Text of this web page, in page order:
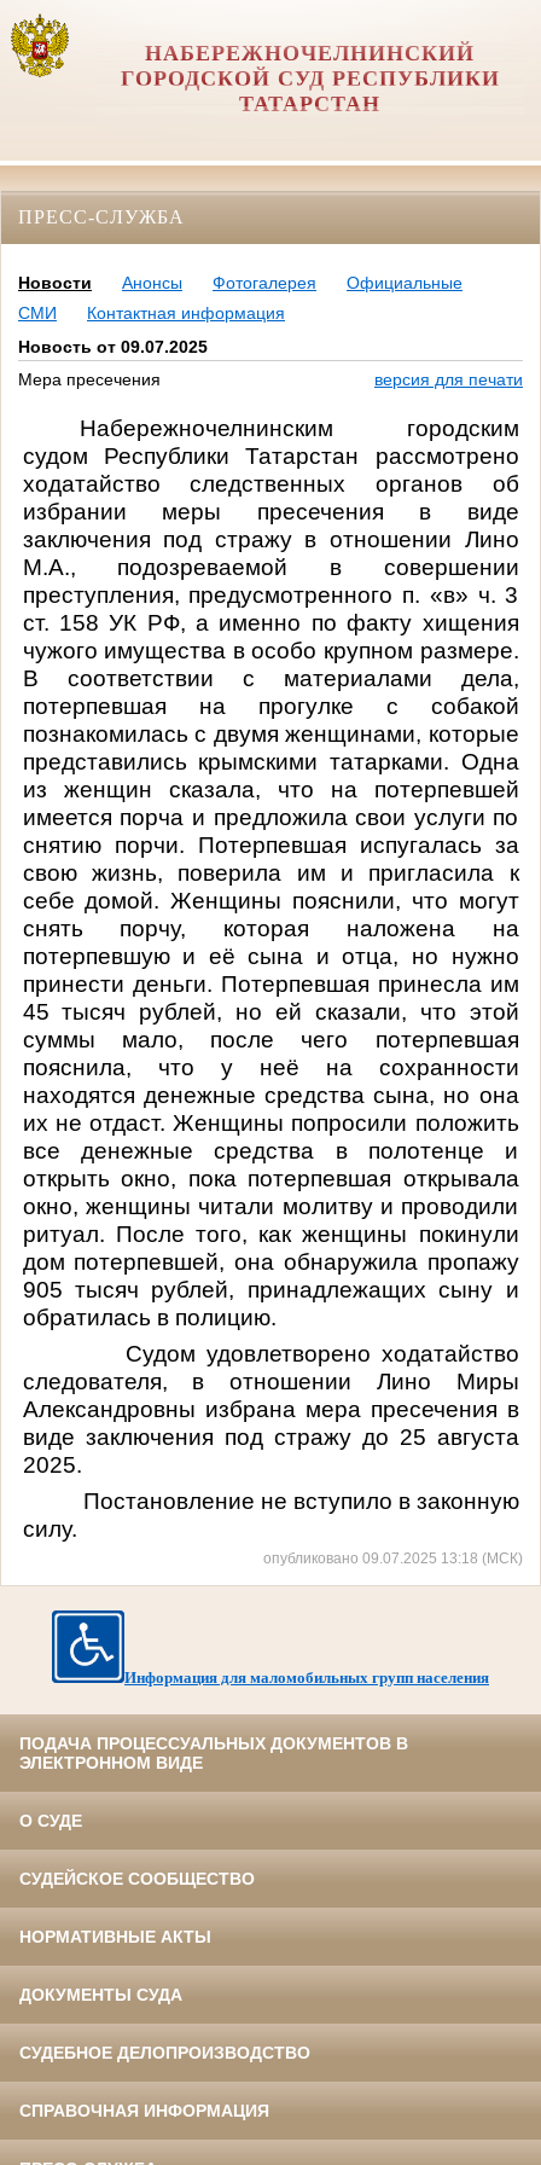
НАБЕРЕЖНОЧЕЛНИНСКИЙ
ГОРОДСКОЙ СУД РЕСПУБЛИКИ
ТАТАРСТАН
ПРЕСС-СЛУЖБА
Новости Анонсы Фотогалерея
Официальные
СМИ
Контактная информация
Новость от 09.07.2025
Мера пресечения
версия для печати
Набережночелнинским городским
судом Республики Татарстан рассмотрено
ходатайство следственных органов об
избрании меры пресечения в виде
заключения под стражу в отношении Лино
М.А., подозреваемой в совершении
преступления, предусмотренного п. «в» ч. 3
ст. 158 УК РФ, а именно пофакту хищения
чужого имущества в особо крупном размере.
В соответствии с материалами дела,
потерпевшая на прогулке с собакой
познакомилась с двумя женщинами, которые
представились крымскими татарками. Одна
из женщин сказала, что на потерпевшей
имеется порча и предложила свои услуги по
снятию порчи. Потерпевшая испугалась за
свою жизнь, поверила им и пригласила к
себе домой. Женщины пояснили, что могут
снять порчу, которая наложена на
потерпевшую и её сына и отца, но нужно
принести деньги. Потерпевшая принесла им
45 тысяч рублей, но ей сказали, что этой
суммы мало, после чего потерпевшая
пояснила, что у неё на сохранности
находятся денежные средства сына, но она
их не отдаст. Женщины попросили положить
все денежные средства в полотенце и
открыть окно, пока потерпевшая открывала
окно, женщины читали молитву и проводили
ритуал. После того, как женщины покинули
дом потерпевшей, она обнаружила пропажу
905 тысяч рублей, принадлежащих сыну и
обратилась в полицию.
Судом удовлетворено ходатайство
следователя, в отношении Лино Миры
Александровны избрана мера пресечения в
виде заключения под стражу до 25 августа
2025.
Постановление не вступило в законную
силу.
опубликовано 09.07.2025 13:18 (МСК)
Информация для маломобильных групп населения
ПОДАЧА ПРОЦЕССУАЛЬНЫХ ДОКУМЕНТОВ В
ЭЛЕКТРОННОМ ВИДЕ
О СУДЕ
СУДЕЙСКОЕ СООБЩЕСТВО
НОРМАТИВНЫЕ АКТЫ
ДОКУМЕНТЫ СУДА
СУДЕБНОЕ ДЕЛОПРОИЗВОДСТВО
СПРАВОЧНАЯ ИНФОРМАЦИЯ